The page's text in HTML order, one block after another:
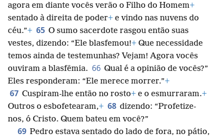
agora em diante vocês verão o Filho do Homem+
sentado à direita de poder+ e vindo nas nuvens do
céu.”+ 65 O sumo sacerdote rasgou então suas
vestes, dizendo: “Ele blasfemou!+ Que necessidade
temos ainda de testemunhas? Vejam! Agora vocês
ouviram a blasfêmia. 66 Qual é a opinião de vocês?”
Eles responderam: “Ele merece morrer.”+
67 Cuspiram-lhe então no rosto+ e o esmurraram.+
Outros o esbofetearam,+ 68 dizendo: “Profetize-
nos, ó Cristo. Quem bateu em você?”
69 Pedro estava sentado do lado de fora, no pátio,